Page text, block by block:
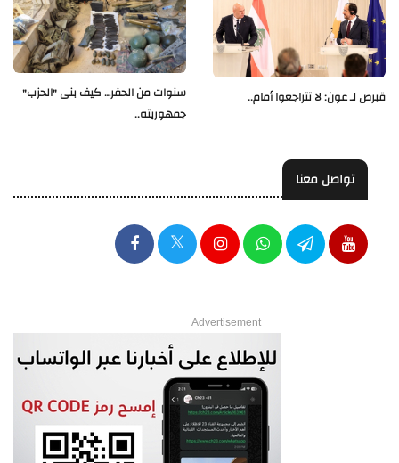
سنوات من الحفر… كيف بنى "الحزب"
جمهوريته..
قبرص لـ عون: لا تتراجعوا أمام..
تواصل معنا
Advertisement